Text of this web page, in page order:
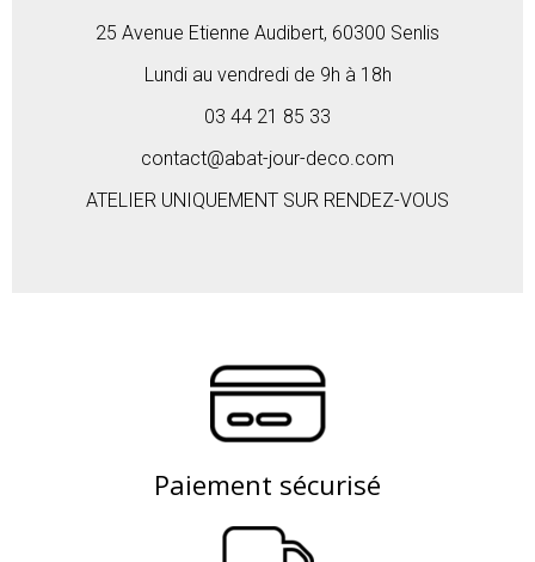
25 Avenue Etienne Audibert, 60300 Senlis
Lundi au vendredi de 9h à 18h
03 44 21 85 33
contact@abat-jour-deco.com
ATELIER UNIQUEMENT SUR RENDEZ-VOUS
Paiement sécurisé